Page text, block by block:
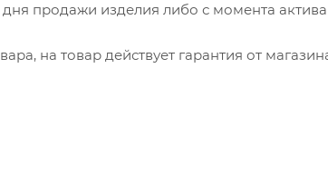
продажи изделия либо с момента
на товар действует гарантия от